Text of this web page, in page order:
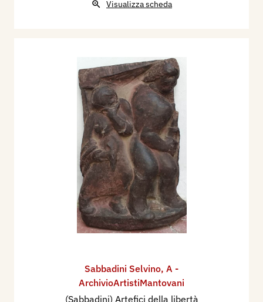
Visualizza scheda
Sabbadini Selvino, A -
ArchivioArtistiMantovani
(Sabbadini) Artefici della libertà